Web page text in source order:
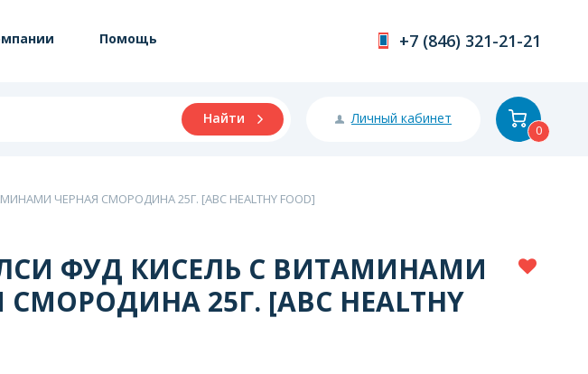
Помощь +7 (846) 321-21-21
Найти Личный кабинет
0
ЧЕРНАЯ СМОРОДИНА 25Г. [ABC HEALTHY FOOD]
ФУД КИСЕЛЬ С ВИТАМИНАМИ
25Г. [ABC HEALTHY